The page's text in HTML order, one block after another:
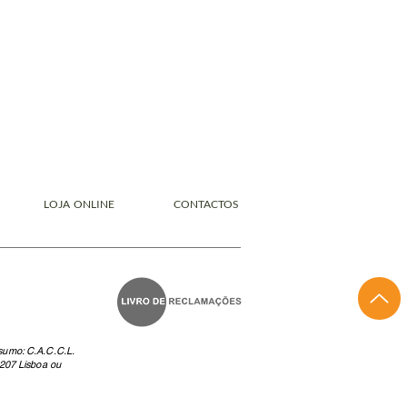
LOJA ONLINE CONTACTOS
C.A.C.C.L.
Lisboa ou